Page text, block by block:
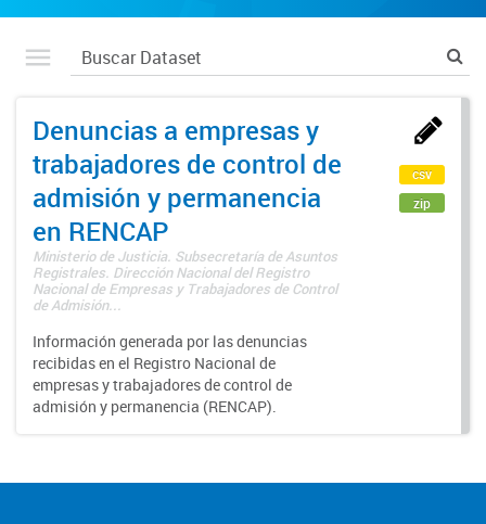
Denuncias a empresas y
trabajadores de control de
admisión y permanencia
en RENCAP
Ministerio de Justicia. Subsecretaría de Asuntos
Registrales. Dirección Nacional del Registro
Nacional de Empresas y Trabajadores de Control
de Admisión...
Información generada por las denuncias
recibidas en el Registro Nacional de
empresas y trabajadores de control de
admisión y permanencia (RENCAP).
csv
zip